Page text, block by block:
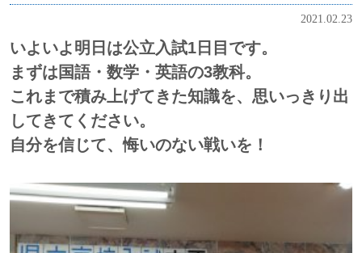
2021.02.23
いよいよ明日は公立入試1日目です。
まずは国語・数学・英語の3教科。
これまで積み上げてきた知識を、思いっきり出
してきてください。
自分を信じて、悔いのない戦いを！